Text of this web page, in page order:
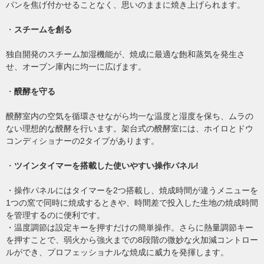
パンを焦げ付かせることなく、思いのままに焼き上げられます。
・ スチームを創る
独自開発のスチーム加湿機能が、焼成に最適な飽和蒸気を発生さ
せ、オーブン庫内に均一に広げます。
・ 醗酵を守る
醗酵室内の空気を循環させながら均一な温度と湿度を保ち、ムラの
ない理想的な醗酵を行います。架台式の醗酵室には、ホイロとドウ
コンディショナーの2タイプがあります。
・ ツインタイマーを搭載した使いやすい操作パネル!
・操作パネルにはタイマーを2つ搭載し、焼成時間が違うメニューを
1つの窯で同時に焼成するときや、時間差で投入した生地の焼成時間
を管理するのに便利です。
・温度調節は設定キーを押すだけの簡単操作。さらに熱量調節キー
を押すことで、弱火から強火までの8段階の微妙な火加減コントロー
ルができ、プロフェッショナルな焼成に威力を発揮します。